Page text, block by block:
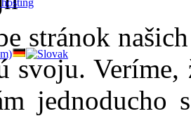
stránok
svoju.
jednoducho